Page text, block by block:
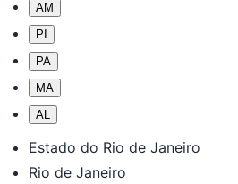
AM
PI
PA
MA
AL
Estado do Rio de Janeiro
Rio de Janeiro